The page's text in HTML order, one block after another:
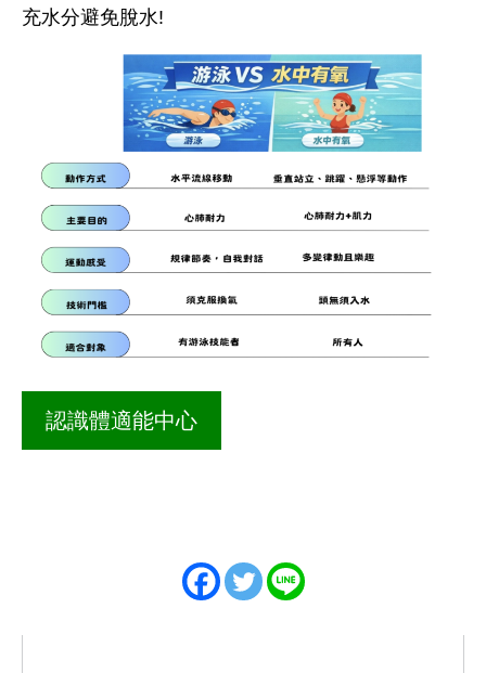
充水分避免脫水!
認識體適能中心